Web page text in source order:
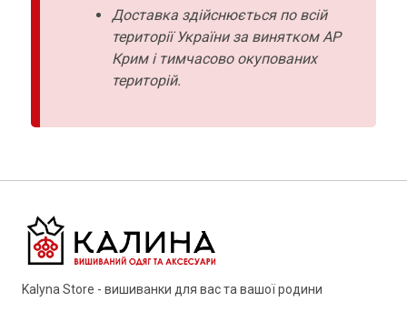
Доставка здійснюється по всій
території України за винятком АР
Крим і тимчасово окупованих
територій.
Kalyna Store - вишиванки для вас та вашої родини